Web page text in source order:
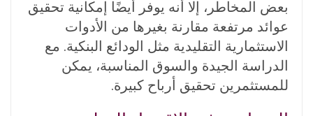
بعض المخاطر، إلا أنه يوفر أيضًا إمكانية تحقيق
عوائد مرتفعة مقارنة بغيرها من الأدوات
الاستثمارية التقليدية مثل الودائع البنكية. مع
الدراسة الجيدة والسوق المناسبة، يمكن
للمستثمرين تحقيق أرباح كبيرة.